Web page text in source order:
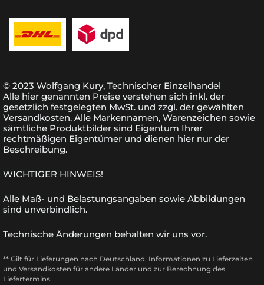
© 2023 Wolfgang Kury, Technischer Einzelhandel
Alle hier genannten Preise verstehen sich inkl. der
gesetzlich festgelegten MwSt. und zzgl. der gewählten
Versandkosten. Alle Markennamen, Warenzeichen sowie
sämtliche Produktbilder sind Eigentum Ihrer
rechtmäßigen Eigentümer und dienen hier nur der
Beschreibung.
WICHTIGER HINWEIS!
Alle Maß- und Belastungsangaben sowie Abbildungen
sind unverbindlich.
Technische Änderungen behalten wir uns vor.
** Gilt für Lieferungen nach Deutschland. Informationen zu Lieferzeiten
und Versandkosten für andere Länder und zur Berechnung des
Liefertermins.